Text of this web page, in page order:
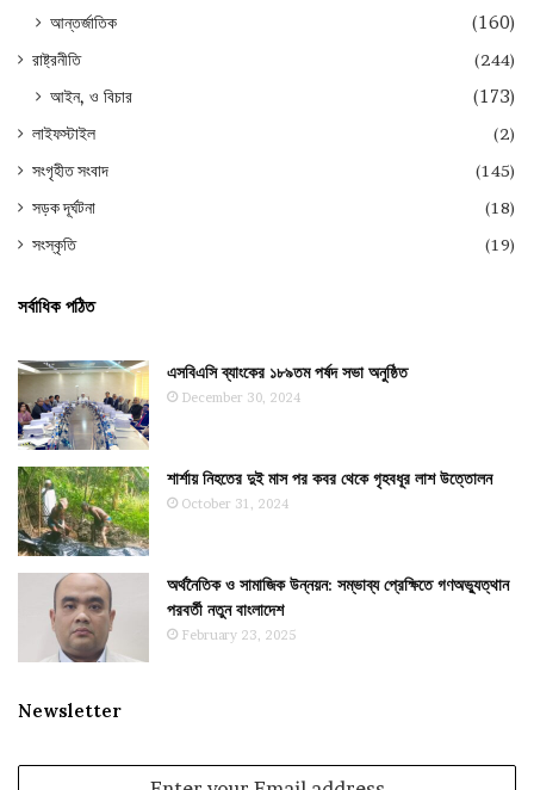
আন্তর্জাতিক (160)
রাষ্ট্রনীতি (244)
আইন, ও বিচার (173)
লাইফস্টাইল
(2)
সংগৃহীত সংবাদ
(145)
সড়ক দূর্ঘটনা
(18)
সংস্কৃতি
(19)
সর্বাধিক পঠিত
এসবিএসি ব্যাংকের ১৮৯তম পর্ষদ সভা অনুষ্ঠিত
December 30, 2024
শার্শায় নিহতের দুই মাস পর কবর থেকে গৃহবধূর লাশ উত্তোলন
October 31, 2024
অর্থনৈতিক ও সামাজিক উন্নয়ন: সম্ভাব্য প্রেক্ষিতে গণঅভ্যুত্থান
পরবর্তী নতুন বাংলাদেশ
February 23, 2025
Newsletter